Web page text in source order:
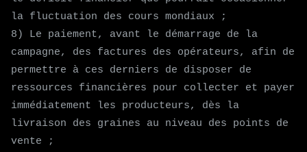
la fluctuation des cours mondiaux ;
8) Le paiement, avant le démarrage de la
campagne, des factures des opérateurs, afin de
permettre à ces derniers de disposer de
ressources financières pour collecter et payer
immédiatement les producteurs, dès la
livraison des graines au niveau des points de
vente ;